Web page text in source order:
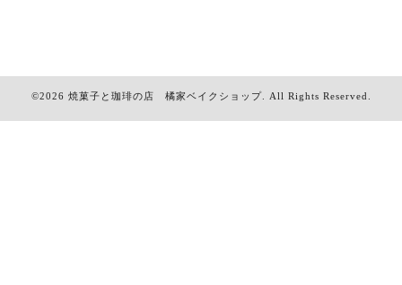
©2026 焼菓子と珈琲の店 橘家ベイクショップ. All Rights Reserved.